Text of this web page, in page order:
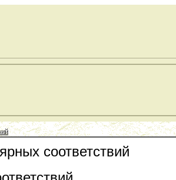
соответствий